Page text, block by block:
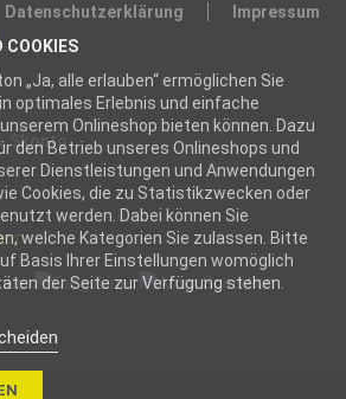
Datenschutzerklärung
Impressum
COOKIES
„Ja, alle erlauben“ ermöglichen Sie
optimales Erlebnis und einfache
Onlineshop bieten können. Dazu
den Betrieb unseres Onlineshops und
Dienstleistungen und Anwendungen
Cookies, die zu Statistikzwecken oder
werden. Dabei können Sie
welche Kategorien Sie zulassen. Bitte
Basis Ihrer Einstellungen womöglich
der Seite zur Verfügung stehen.
Skonto